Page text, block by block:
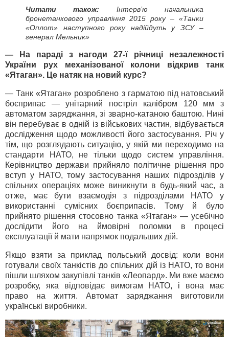
Читати також: Інтерв’ю начальника
бронетанкового управління 2015 року – «Танки
«Оплот» наступного року надійдуть у ЗСУ –
генерал Мельник»
— На параді з нагоди 27-ї річниці незалежності
України рух механізованої колони відкрив танк
«Ятаган». Це натяк на новий курс?
— Танк «Ятаган» розроблено з гарматою під натовський
боєприпас — унітарний постріл калібром 120 мм з
автоматом заряджання, зі зварно-катаною баштою. Нині
він перебуває в одній із військових частин, відбувається
дослідження щодо можливості його застосування. Річ у
тім, що розглядають ситуацію, у якій ми переходимо на
стандарти НАТО, не тільки щодо систем управління.
Керівництво держави прийняло політичне рішення про
вступ у НАТО, тому застосування наших підрозділів у
спільних операціях може виникнути в будь-який час, а
отже, має бути взаємодія з підрозділами НАТО у
використанні сумісних боєприпасів. Тому й було
прийнято рішення стосовно танка «Ятаган» — усебічно
дослідити його на ймовірні поломки в процесі
експлуатації й мати напрямок подальших дій.
Якщо взяти за приклад польський досвід: коли вони
готували своїх танкістів до спільних дій із НАТО, то вони
пішли шляхом закупівлі танків «Леопард». Ми вже маємо
розробку, яка відповідає вимогам НАТО, і вона має
право на життя. Автомат заряджання виготовили
українські виробники.